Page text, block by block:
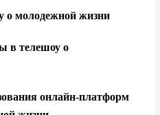
о молодежной жизни
в телешоу о
онлайн-платформ